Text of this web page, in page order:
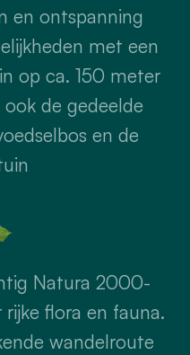
en ontspanning
met een
op ca. 150 meter
de gedeelde
en de
Natura 2000-
flora en fauna.
wandelroute